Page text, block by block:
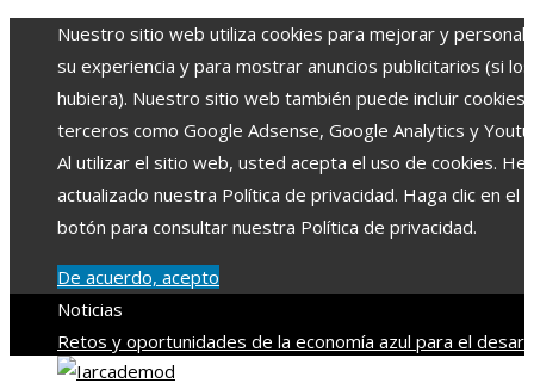
Nuestro sitio web utiliza cookies para mejorar y
su experiencia y para mostrar anuncios publicitarios (si los
hubiera). Nuestro sitio web también puede incluir cookies
terceros como Google Adsense, Google Analytics y
Al utilizar el sitio web, usted acepta el uso de cookies.
actualizado nuestra Política de privacidad. Haga clic en el
botón para consultar nuestra Política de privacidad.
De acuerdo, acepto
Noticias
Retos y oportunidades de la economía azul para el
en BeliceBeneficios de la vitamina C y qué alimentos la